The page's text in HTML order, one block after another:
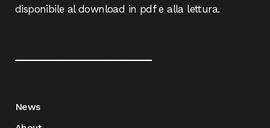
disponibile al download in pdf e alla lettura.
News